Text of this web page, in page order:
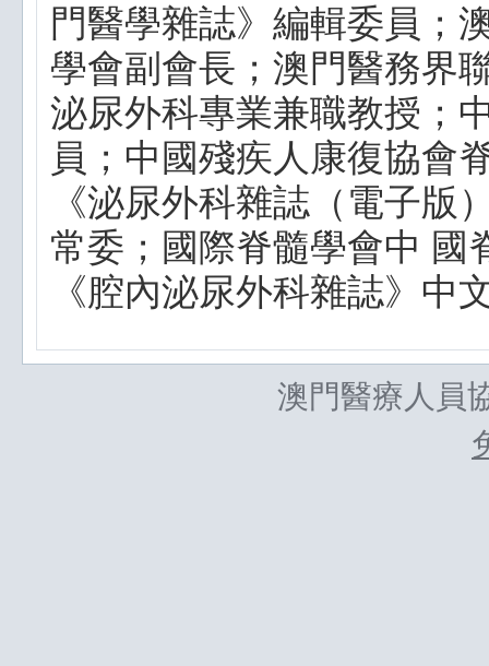
門醫學雜誌》編輯委員；
學會副會長；澳門醫務界
泌尿外科專業兼職教授；
員；中國殘疾人康復協會
《泌尿外科雜誌（電子版
常委；國際脊髓學會中 國
《腔內泌尿外科雜誌》中
澳門醫療人員